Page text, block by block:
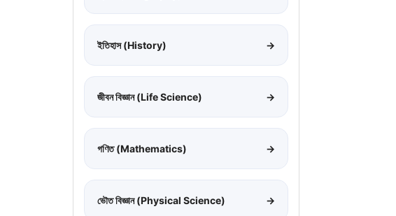
ইতিহাস (History) →
জীবন বিজ্ঞান (Life Science) →
গণিত (Mathematics) →
ভৌত বিজ্ঞান (Physical Science) →